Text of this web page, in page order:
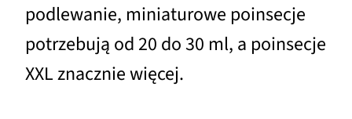
podlewanie, miniaturowe poinsecje
potrzebują od 20 do 30 ml, a poinsecje
XXL znacznie więcej.